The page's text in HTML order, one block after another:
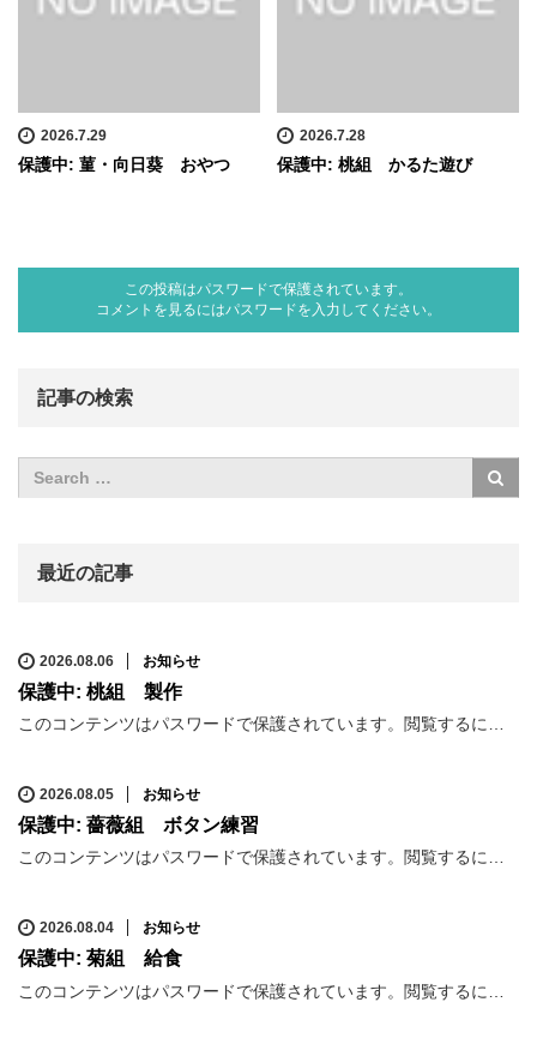
2026.7.29
保護中: 菫・向日葵 おやつ
2026.7.28
保護中: 桃組 かるた遊び
この投稿はパスワードで保護されています。
コメントを見るにはパスワードを入力してください。
記事の検索
最近の記事
2026.08.06 お知らせ
保護中: 桃組 製作
このコンテンツはパスワードで保護されています。閲覧するに…
2026.08.05 お知らせ
保護中: 薔薇組 ボタン練習
このコンテンツはパスワードで保護されています。閲覧するに…
2026.08.04 お知らせ
保護中: 菊組 給食
このコンテンツはパスワードで保護されています。閲覧するに…